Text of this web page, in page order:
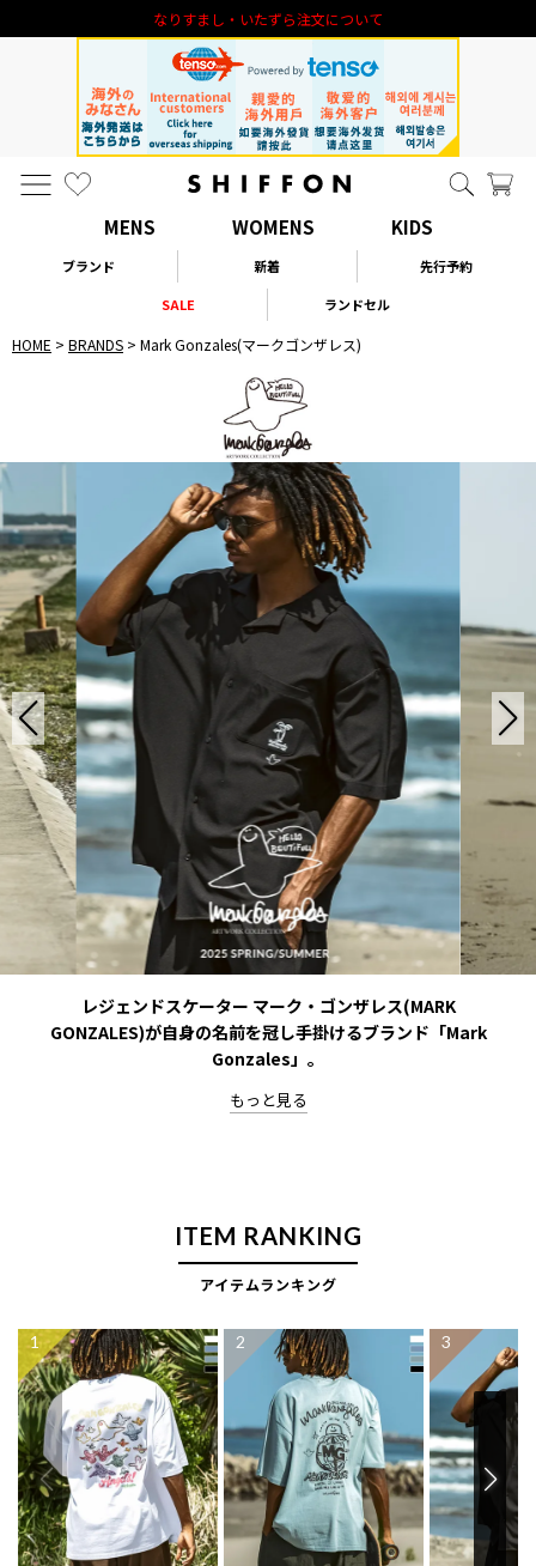
なりすまし・いたずら注文について
MENS WOMENS KIDS
ブランド 新着
先行予約
SALE
ランドセル
HOME BRANDS Mark Gonzales(マークゴンザレス)
レジェンドスケーター マーク・ゴンザレス(MARK
GONZALES)が自身の名前を冠し手掛けるブランド「Mark
Gonzales」。
ITEM RANKING
アイテムランキング
1 2 3